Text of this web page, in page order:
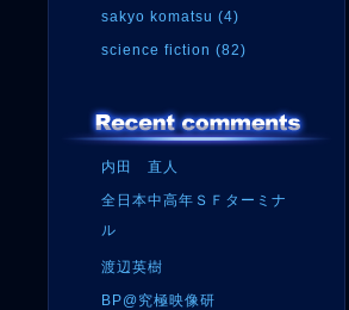
sakyo komatsu (4)
science fiction (82)
内田 直人
全日本中高年ＳＦターミナ
ル
渡辺英樹
BP@究極映像研